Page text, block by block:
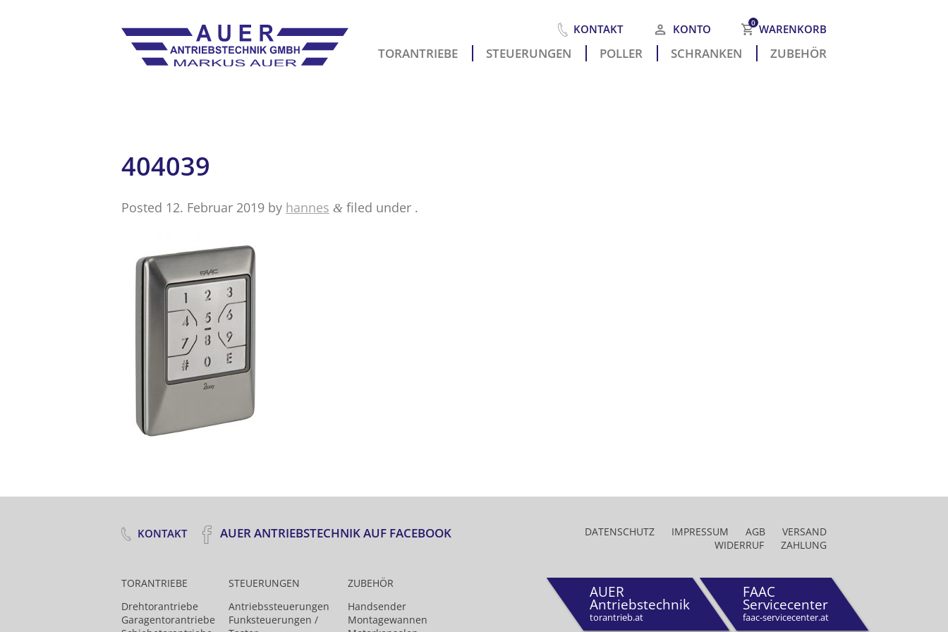
KONTAKT KONTO 0 WARENKORB
Es befinden sich keine Produkte
TORANTRIEBE STEUERUNGEN POLLER­ SCHRANKEN ZUBEHÖR
404039
Posted 12. Februar 2019 by hannes & filed under .
KONTAKT AUER ANTRIEBSTECHNIK AUF FACEBOOK DATENSCHUTZ IMPRESSUM AGB
VERSAND
WIDERRUF
ZAHLUNG
TORANTRIEBE
Drehtor­antriebe
Garagentorantriebe
STEUERUNGEN
Antriebs­steuerungen
Funk­steuerungen /
ZUBEHÖR
Handsender
Montagewannen
AUER
Antriebstechnik
torantrieb.at
FAAC
Servicecenter
faac-servicecenter.at